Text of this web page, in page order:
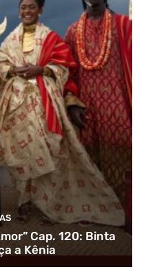
Cap. 120: Binta
a Kênia